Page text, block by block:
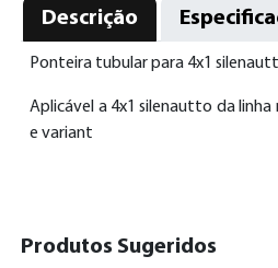
Descrição
Ponteira tubular para 4x1
Aplicável a 4x1 silenautto da linha
e variant
Produtos Sugeridos